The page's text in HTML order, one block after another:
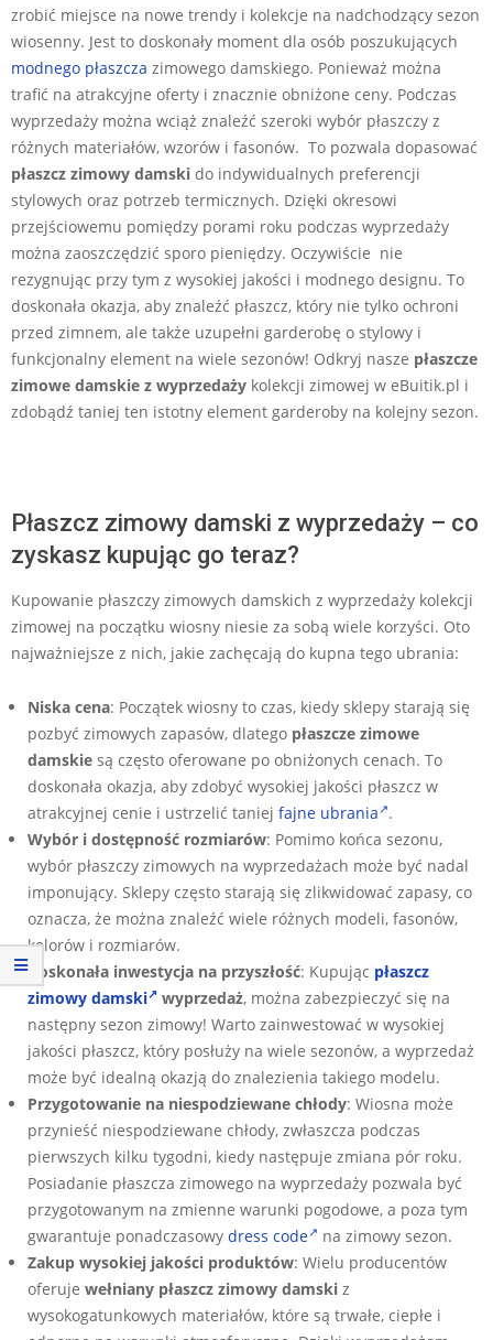
zrobić miejsce na nowe trendy i kolekcje na nadchodzący sezon
wiosenny. Jest to doskonały moment dla osób poszukujących
modnego płaszcza zimowego damskiego. Ponieważ można
trafić na atrakcyjne oferty i znacznie obniżone ceny. Podczas
wyprzedaży można wciąż znaleźć szeroki wybór płaszczy z
różnych materiałów, wzorów i fasonów. To pozwala dopasować
płaszcz zimowy damski do indywidualnych preferencji
stylowych oraz potrzeb termicznych. Dzięki okresowi
przejściowemu pomiędzy porami roku podczas wyprzedaży
można zaoszczędzić sporo pieniędzy. Oczywiście nie
rezygnując przy tym z wysokiej jakości i modnego designu. To
doskonała okazja, aby znaleźć płaszcz, który nie tylko ochroni
przed zimnem, ale także uzupełni garderobę o stylowy i
funkcjonalny element na wiele sezonów! Odkryj nasze płaszcze
zimowe damskie z wyprzedaży kolekcji zimowej w eBuitik.pl i
zdobądź taniej ten istotny element garderoby na kolejny sezon.
Płaszcz zimowy damski z wyprzedaży – co
zyskasz kupując go teraz?
Kupowanie płaszczy zimowych damskich z wyprzedaży kolekcji
zimowej na początku wiosny niesie za sobą wiele korzyści. Oto
najważniejsze z nich, jakie zachęcają do kupna tego ubrania:
Niska cena: Początek wiosny to czas, kiedy sklepy starają się
pozbyć zimowych zapasów, dlatego płaszcze zimowe
damskie są często oferowane po obniżonych cenach. To
doskonała okazja, aby zdobyć wysokiej jakości płaszcz w
atrakcyjnej cenie i ustrzelić taniej fajne ubrania .
Wybór i dostępność rozmiarów: Pomimo końca sezonu,
wybór płaszczy zimowych na wyprzedażach może być nadal
imponujący. Sklepy często starają się zlikwidować zapasy, co
oznacza, że można znaleźć wiele różnych modeli, fasonów,
kolorów i rozmiarów.
Doskonała inwestycja na przyszłość: Kupując płaszcz
zimowy damski
wyprzedaż, można zabezpieczyć się na
następny sezon zimowy! Warto zainwestować w wysokiej
jakości płaszcz, który posłuży na wiele sezonów, a wyprzedaż
może być idealną okazją do znalezienia takiego modelu.
Przygotowanie na niespodziewane chłody: Wiosna może
przynieść niespodziewane chłody, zwłaszcza podczas
pierwszych kilku tygodni, kiedy następuje zmiana pór roku.
Posiadanie płaszcza zimowego na wyprzedaży pozwala być
przygotowanym na zmienne warunki pogodowe, a poza tym
gwarantuje ponadczasowy dress code
na zimowy sezon.
Zakup wysokiej jakości produktów: Wielu producentów
oferuje wełniany płaszcz zimowy damski z
wysokogatunkowych materiałów, które są trwałe, ciepłe i